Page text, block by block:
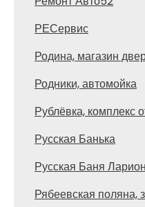
РЕСервис
Родина, магазин
Родники, автомойка
Рублёвка, комплекс
Русская Банька
Русская Баня
Рябеевская поляна,